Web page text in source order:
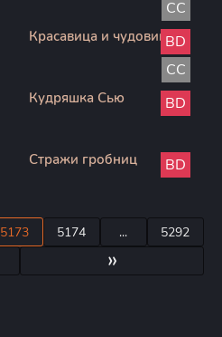
Красавица и чудовище
CC
BD
Кудряшка Сью
CC
BD
Стражи гробниц BD
5173 5174 ... 5292
»